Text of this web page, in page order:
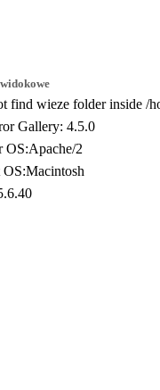
find wieze folder inside /
Gallery: 4.5.0
OS:Apache/2